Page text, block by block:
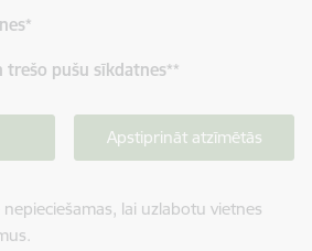
*
trešo pušu sīkdatnes**
Apstiprināt atzīmētās
lai uzlabotu vietnes